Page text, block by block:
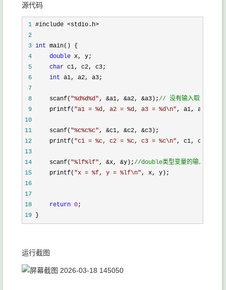
源代码
1
2
3 int
4
double
5
char
6
int
7
8
     scanf(
"%d%d%d", &a1, &a2, &a3);// 没有输入取地址符
9
     printf(
"a1 = %d, a2 = %d, a3 = %d\n"
10
11
     scanf(
"%c%c%c", &c1, &c2, &
12
     printf(
"c1 = %c, c2 = %c, c3 = %c\n"
13
14
     scanf(
"%lf%lf", &x, &y);//double类型变量的输入格式
15
     printf(
"x = %f, y = %lf\n"
16
17
18
return 0
19 }
运行截图